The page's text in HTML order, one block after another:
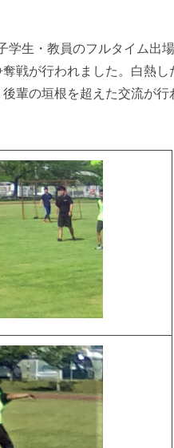
生・教員のフルタイム出
戦が行われました。白熱し
輩の垣根を超えた交流が行